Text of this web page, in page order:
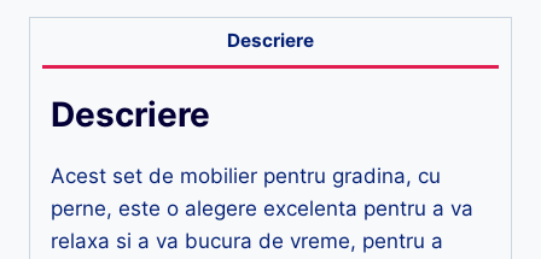
Descriere
Descriere
Acest set de mobilier pentru gradina, cu
perne, este o alegere excelenta pentru a va
relaxa si a va bucura de vreme, pentru a